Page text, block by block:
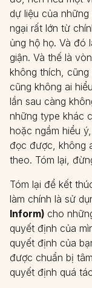
dự liệu của
ngại rất lớn từ
ủng hộ họ. Và đó
giận. Và thế là
không thích,
cũng không ai
lần sau càng
những type khác
hoặc ngầm hiểu
đọc được, không
theo. Tóm lại,
Tóm lại để kết
làm chính là sử
Inform) cho
quyết định của
quyết định của
được chuẩn bị
quyết định quá